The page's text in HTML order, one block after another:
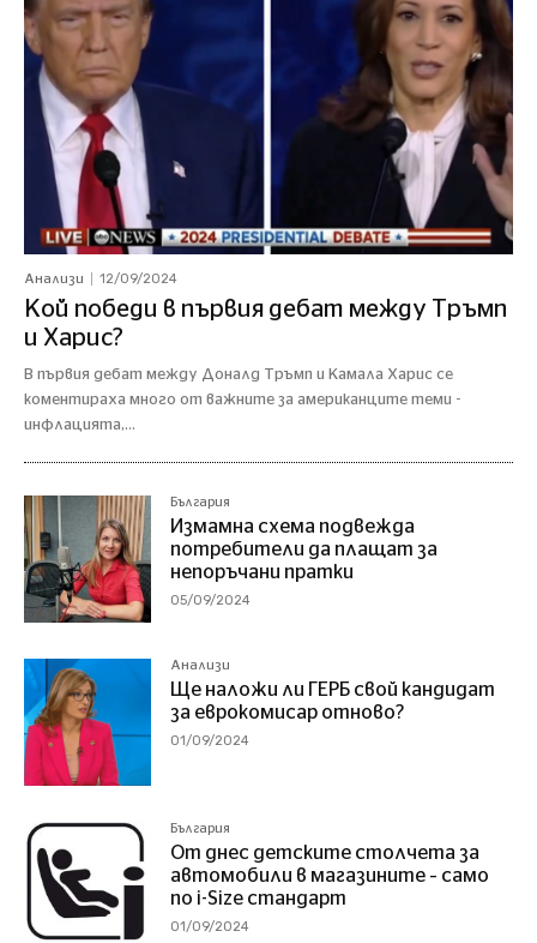
Анализи 12/09/2024
Кой победи в първия дебат между Тръмп
и Харис?
В първия дебат между Доналд Тръмп и Камала Харис се
коментираха много от важните за американците теми -
инфлацията,...
България
Измамна схема подвежда
потребители да плащат за
непоръчани пратки
05/09/2024
Анализи
Ще наложи ли ГЕРБ свой кандидат
за еврокомисар отново?
01/09/2024
България
От днес детските столчета за
автомобили в магазините – само
по i-Size стандарт
01/09/2024